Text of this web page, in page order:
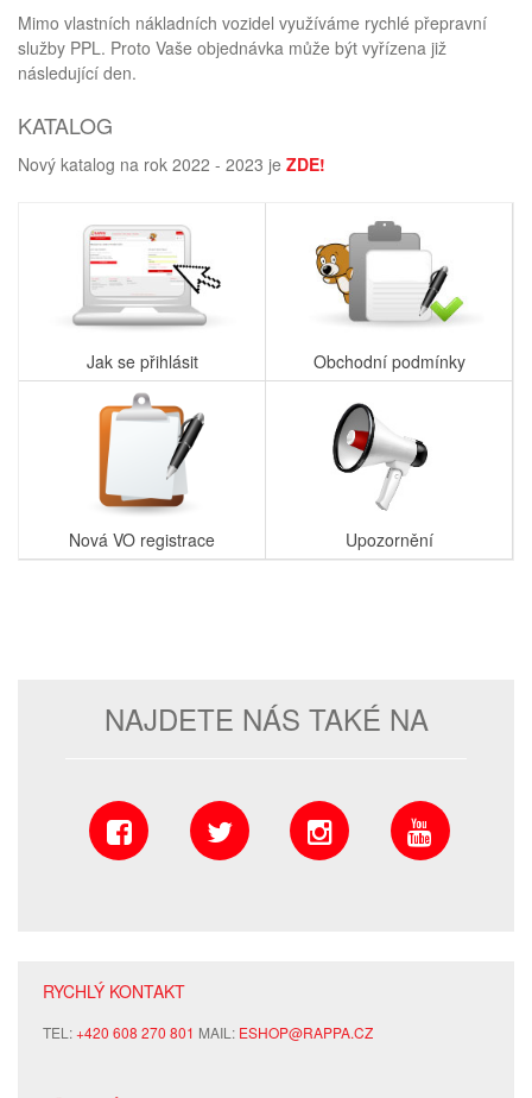
Mimo vlastních nákladních vozidel využíváme rychlé přepravní
služby PPL. Proto Vaše objednávka může být vyřízena již
následující den.
KATALOG
Nový katalog na rok 2022 - 2023 je ZDE!
Jak se přihlásit Obchodní podmínky
Nová VO registrace Upozornění
NAJDETE NÁS TAKÉ NA
RYCHLÝ KONTAKT
TEL:+420 608 270 801 MAIL: ESHOP@RAPPA.CZ